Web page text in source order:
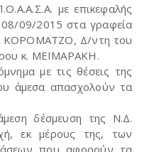
με επικεφαλής
09/2015 στα γραφεία
ΚΟΡΟΜΑΤΖΟ, Δ/ντη του
κ. ΜΕΪΜΑΡΑΚΗ.
με τις θέσεις της
άμεσα απασχολούν τα
δέσμευση της Ν.Δ.
εκ μέρους της, των
που αφορούν τα